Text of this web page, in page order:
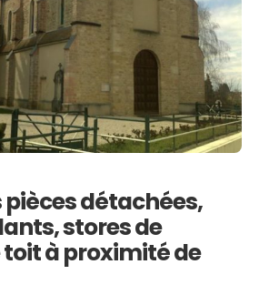
pièces détachées,
stores de
à proximité de